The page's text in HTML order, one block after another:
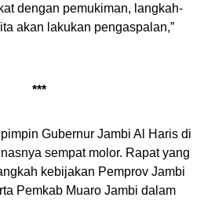
dengan pemukiman, langkah-
akan lakukan pengaspalan,”
***
Gubernur Jambi Al Haris di
sempat molor. Rapat yang
kebijakan Pemprov Jambi
Pemkab Muaro Jambi dalam